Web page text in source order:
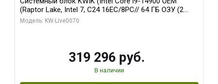
(Raptor Lake, Intel 7, C24 16EC/8PC// 64 ГБ ОЗУ (2
модуля)/ Gigabyte RTX5080 XTREME WATERFORCE
Модель: KW-Live0070
319 296 руб.
В наличии